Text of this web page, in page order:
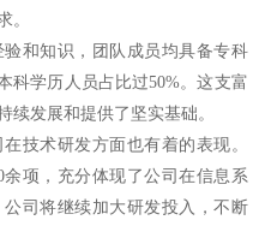
。
和知识，团队成员均具备专科
科学历人员占比过50%。这支富
续发展和提供了坚实基础。
技术研发方面也有着的表现。
项，充分体现了公司在信息系
司将继续加大研发投入，不断